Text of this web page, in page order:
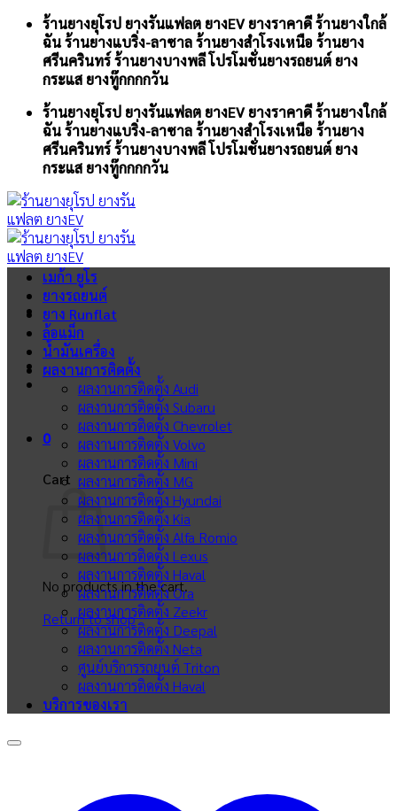
Skip
content
ร้านยางยุโรป ยางรันแฟลต ยางEV ยางราคาดี ร้านยางใกล้
ฉัน ร้านยางแบริ่ง-ลาซาล ร้านยางสำโรงเหนือ ร้านยาง
ศรีนครินทร์ ร้านยางบางพลี โปรโมชั่นยางรถยนต์ ยาง
กระแส ยางทู๊กกกกวัน
ร้านยางยุโรป ยางรันแฟลต ยางEV ยางราคาดี ร้านยางใกล้
ฉัน ร้านยางแบริ่ง-ลาซาล ร้านยางสำโรงเหนือ ร้านยาง
ศรีนครินทร์ ร้านยางบางพลี โปรโมชั่นยางรถยนต์ ยาง
กระแส ยางทู๊กกกกวัน
0
Cart
No products in the cart.
Return to shop
เมก้า ยูโร
ยางรถยนต์
ยาง Runflat
ล้อแม็ก
น้ำมันเครื่อง
ผลงานการติดตั้ง
ผลงานการติดตั้ง Audi
ผลงานการติดตั้ง Subaru
ผลงานการติดตั้ง Chevrolet
ผลงานการติดตั้ง Volvo
ผลงานการติดตั้ง Mini
ผลงานการติดตั้ง MG
ผลงานการติดตั้ง Hyundai
ผลงานการติดตั้ง Kia
ผลงานการติดตั้ง Alfa Romio
ผลงานการติดตั้ง Lexus
ผลงานการติดตั้ง Haval
ผลงานการติดตั้ง Ora
ผลงานการติดตั้ง Zeekr
ผลงานการติดตั้ง Deepal
ผลงานการติดตั้ง Neta
ศูนย์บริการรถยนต์ Triton
ผลงานการติดตั้ง Haval
บริการของเรา